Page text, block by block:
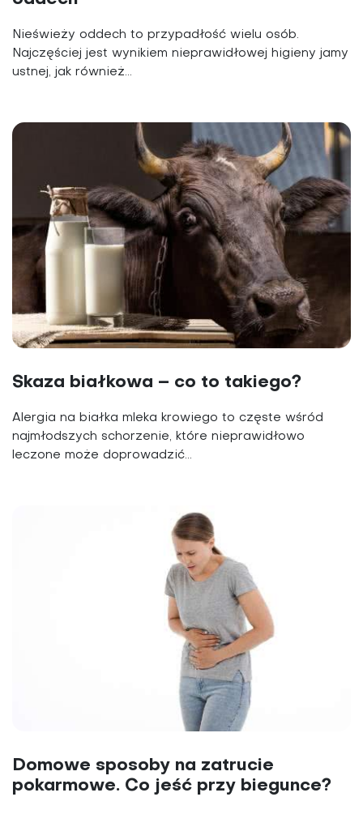
Nieświeży oddech to przypadłość wielu osób.
Najczęściej jest wynikiem nieprawidłowej higieny jamy
ustnej, jak również...
Skaza białkowa – co to takiego?
Alergia na białka mleka krowiego to częste wśród
najmłodszych schorzenie, które nieprawidłowo
leczone może doprowadzić...
Domowe sposoby na zatrucie
pokarmowe. Co jeść przy biegunce?